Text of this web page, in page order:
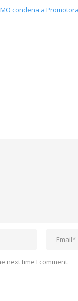
condena a
next time I comment.